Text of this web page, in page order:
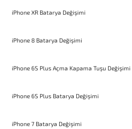
iPhone XR Batarya Değişimi
iPhone 8 Batarya Değişimi
iPhone 6S Plus Açma Kapama Tuşu Değişimi
iPhone 6S Plus Batarya Değişimi
iPhone 7 Batarya Değişimi